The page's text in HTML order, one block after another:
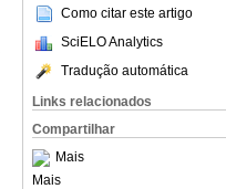
Como citar este artigo
SciELO Analytics
Tradução automática
Links relacionados
Compartilhar
Mais
Mais